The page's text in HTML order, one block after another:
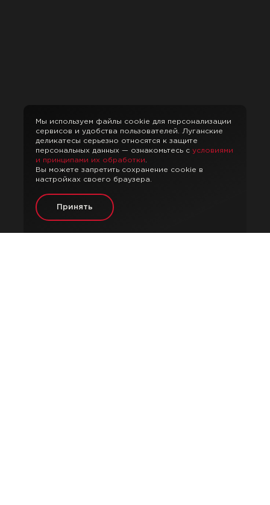
Мы используем файлы cookie для персонализации
сервисов и удобства пользователей. Луганские
деликатесы серьезно относятся к защите
персональных данных — ознакомьтесь с условиями
и принципами их обработки
Вы можете запретить сохранение cookie в
настройках своего браузера.
Принять